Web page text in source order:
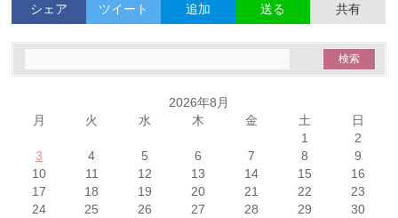
シェア ツイート 追加 送る 共有
2026年8月
月
火 水 木 金 土 日
1
2
3
4 5 6 7 8
9
10
11 12 13 14 15
16
17
18 19 20 21 22
23
24
25 26 27 28 29
30